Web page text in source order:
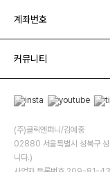
계좌번호
커뮤니티
(주)클릭앤퍼니/김예중
02880 서울특별시 성북구
니다.)